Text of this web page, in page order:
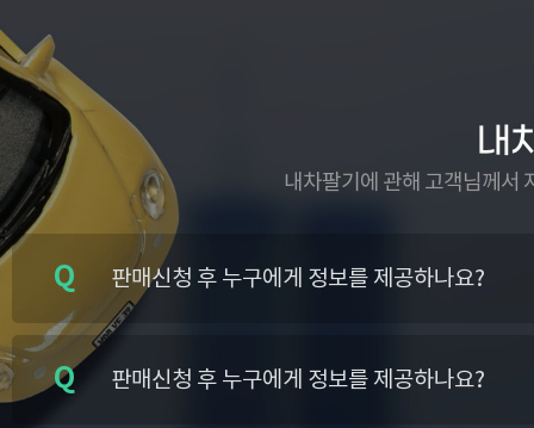
내
내차팔기에 관해 고객님께서
판매신청 후 누구에게 정보를 제공하나요?
판매신청 후 누구에게 정보를 제공하나요?